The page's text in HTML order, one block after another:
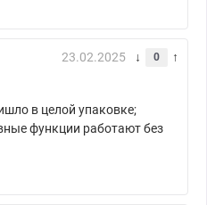
23.02.2025 0
в целой упаковке;
функции работают без